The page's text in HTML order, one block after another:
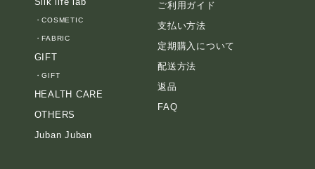
・COSMETIC
・ FABRIC
GIFT
・GIFT
HEALTH CARE
OTHERS
Juban Juban
ご利用ガイド
支払い方法
定期購入について
配送方法
返品
FAQ